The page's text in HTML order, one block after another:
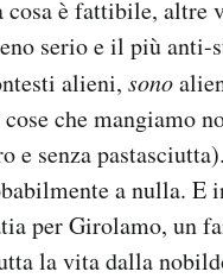
è fattibile, altre
serio e il più anti-
alieni, sono
che mangiamo
e senza
a nulla. E
per Girolamo, un
la vita dalla